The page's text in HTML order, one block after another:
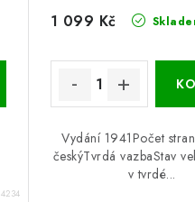
4234
1 099 Kč
Vydání 1941Počet
českýTvrdá vazbaStav
v tvrdé...